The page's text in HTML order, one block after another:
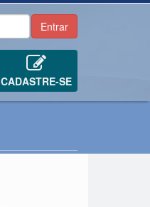
CADASTRE-SE